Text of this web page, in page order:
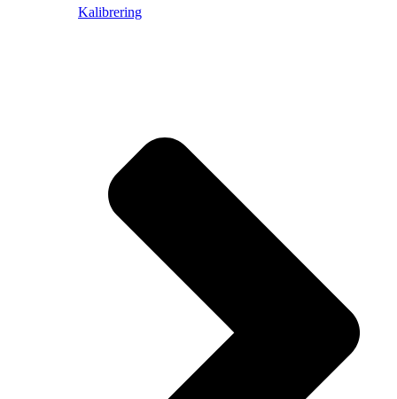
Kalibrering